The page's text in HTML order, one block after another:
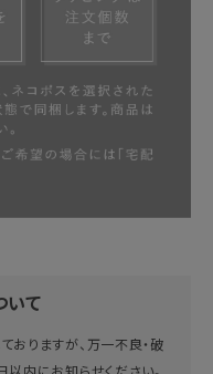
いて
おりますが、万一不良・破
内にお知らせください。